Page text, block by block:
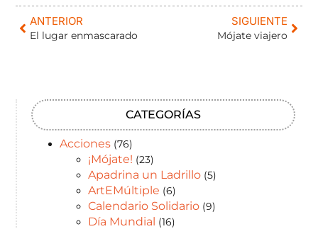
ANTERIOR
El lugar enmascarado
SIGUIENTE
Mójate viajero
CATEGORÍAS
Acciones (76)
¡Mójate! (23)
Apadrina un Ladrillo (5)
ArtEMúltiple (6)
Calendario Solidario (9)
Día Mundial (16)